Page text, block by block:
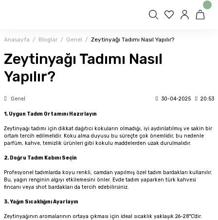
Anasayfa Bloglar Genel Zeytinyağı Tadımı Nasıl Yapılır?
Zeytinyağı Tadımı Nasıl
Yapılır?
Genel 30-04-2025 20:53
1. Uygun Tadım Ortamını Hazırlayın
Zeytinyağı tadımı için dikkat dağıtıcı kokuların olmadığı, iyi aydınlatılmış ve sakin bir
ortam tercih edilmelidir. Koku alma duyusu bu süreçte çok önemlidir, bu nedenle
parfüm, kahve, temizlik ürünleri gibi kokulu maddelerden uzak durulmalıdır.
2. Doğru Tadım Kabını Seçin
Profesyonel tadımlarda koyu renkli, camdan yapılmış özel tadım bardakları kullanılır.
Bu, yağın renginin algıyı etkilemesini önler. Evde tadım yaparken türk kahvesi
fincanı veya shot bardakları da tercih edebilirsiniz.
3. Yağın Sıcaklığını Ayarlayın
Zeytinyağının aromalarının ortaya çıkması için ideal sıcaklık yaklaşık 26-28°C’dir.